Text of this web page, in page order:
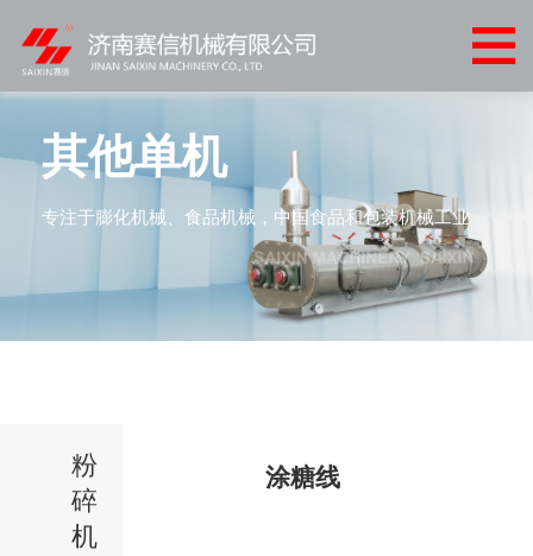
心
案
户
新
其他单机
专注于膨化机械、食品机械，中国食品和包装机械工业
粉
碎
机
涂糖线